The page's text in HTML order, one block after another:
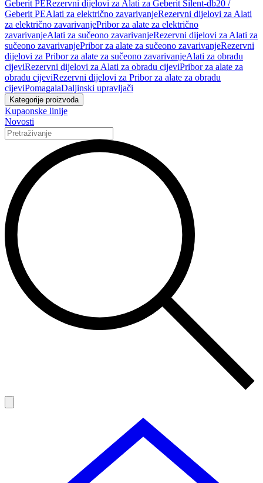
Geberit PERezervni dijelovi za Alati za Geberit Silent-db20 /
Geberit PEAlati za električno zavarivanjeRezervni dijelovi za Alati
za električno zavarivanjePribor za alate za električno
zavarivanjeAlati za sučeono zavarivanjeRezervni dijelovi za Alati za
sučeono zavarivanjePribor za alate za sučeono zavarivanjeRezervni
dijelovi za Pribor za alate za sučeono zavarivanjeAlati za obradu
cijeviRezervni dijelovi za Alati za obradu cijeviPribor za alate za
obradu cijeviRezervni dijelovi za Pribor za alate za obradu
cijeviPomagalaDaljinski upravljači
Kategorije proizvoda
Kupaonske linije
Novosti